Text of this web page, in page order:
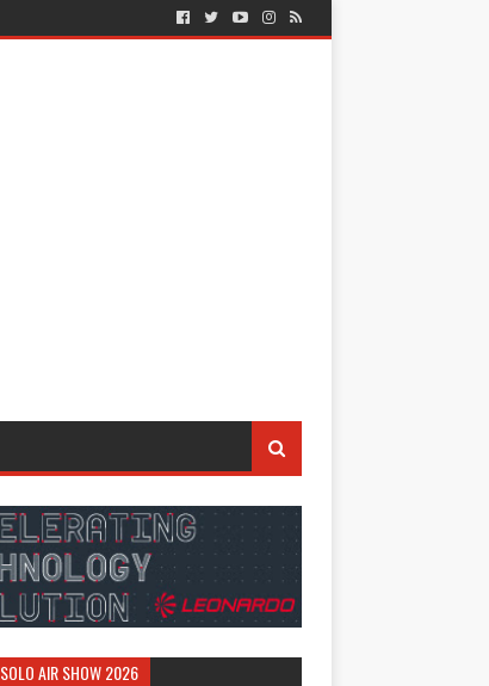
AIR SHOW 2026